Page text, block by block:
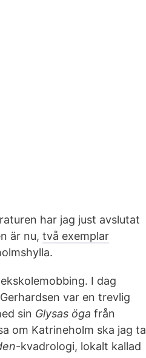
har jag just avslutat
är nu, två exemplar
I dag
var en trevlig
sin Glysas öga från
om Katrineholm ska jag ta
-kvadrologi, lokalt kallad